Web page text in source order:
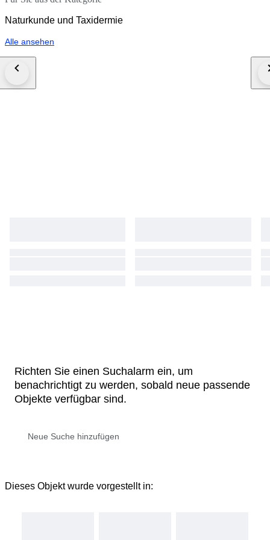
Naturkunde und Taxidermie
Alle ansehen
Richten Sie einen Suchalarm ein, um
benachrichtigt zu werden, sobald neue passende
Objekte verfügbar sind.
Dieses Objekt wurde vorgestellt in: